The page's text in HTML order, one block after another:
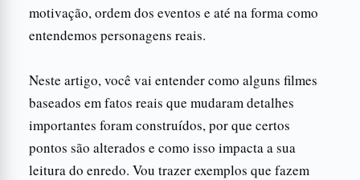
motivação, ordem dos eventos e até na forma como
entendemos personagens reais.
Neste artigo, você vai entender como alguns filmes
baseados em fatos reais que mudaram detalhes
importantes foram construídos, por que certos
pontos são alterados e como isso impacta a sua
leitura do enredo. Vou trazer exemplos que fazem